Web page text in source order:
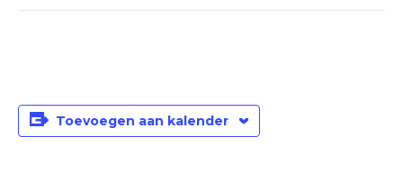
Toevoegen aan kalender